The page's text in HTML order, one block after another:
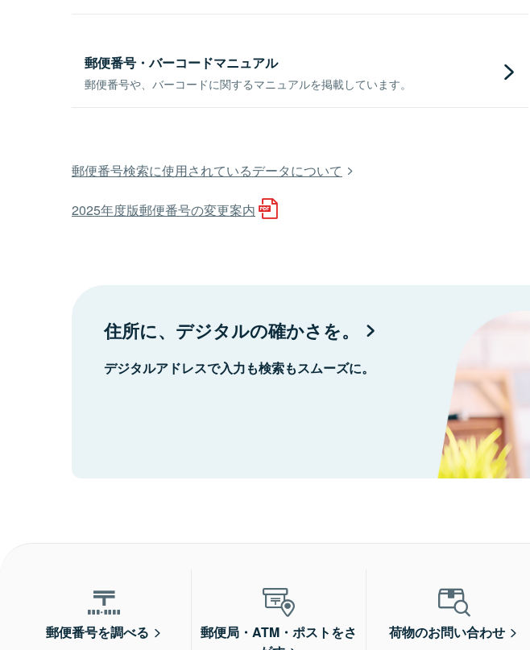
郵便番号・バーコードマニュアル
郵便番号や、バーコードに関するマニュアルを掲載しています。
郵便番号検索に使用されているデータについて
2025年度版郵便番号の変更案内
住所に、デジタルの確かさを。
デジタルアドレスで入力も検索もスムーズに。
郵便番号を調べる
郵便局・ATM・ポストをさ
荷物のお問い合わせ